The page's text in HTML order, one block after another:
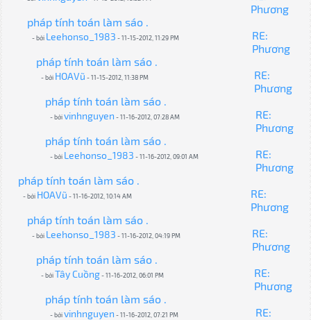
Phương
pháp tính toán làm sáo .
- bởi Leehonso_1983 - 11-15-2012, 11:29 PM
RE:
Phương
pháp tính toán làm sáo .
- bởi HOAVũ - 11-15-2012, 11:38 PM
RE:
Phương
pháp tính toán làm sáo .
- bởivinhnguyen - 11-16-2012, 07:28 AM
RE:
Phương
pháp tính toán làm sáo .
- bởi Leehonso_1983 - 11-16-2012, 09:01 AM
RE:
Phương
pháp tính toán làm sáo .
- bởi HOAVũ - 11-16-2012, 10:14 AM
RE:
Phương
pháp tính toán làm sáo .
- bởi Leehonso_1983 - 11-16-2012, 04:19 PM
RE:
Phương
pháp tính toán làm sáo .
- bởiTây Cuồng- 11-16-2012, 06:01 PM
RE:
Phương
pháp tính toán làm sáo .
- bởivinhnguyen - 11-16-2012, 07:21 PM
RE: